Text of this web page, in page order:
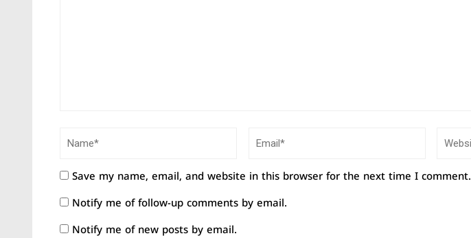
Save my name, email, and website in this browser for the next time I comment.
Notify me of follow-up comments by email.
Notify me of new posts by email.